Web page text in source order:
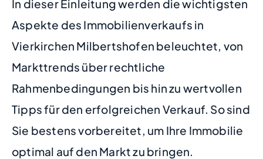
In dieser Einleitung werden die wichtigsten
Aspekte des Immobilienverkaufs in
Vierkirchen Milbertshofen beleuchtet, von
Markttrends über rechtliche
Rahmenbedingungen bis hin zu wertvollen
Tipps für den erfolgreichen Verkauf. So sind
Sie bestens vorbereitet, um Ihre Immobilie
optimal auf den Markt zu bringen.